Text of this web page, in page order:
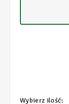
Wybierz ilość: